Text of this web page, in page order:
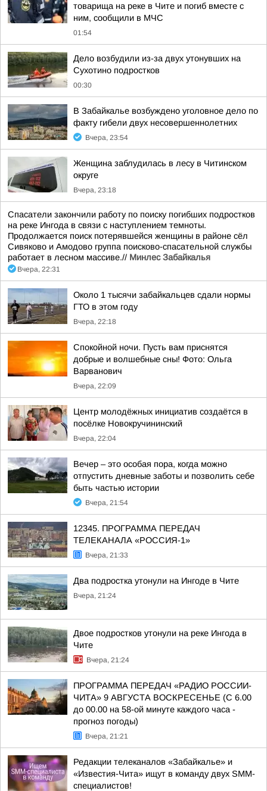
товарища на реке в Чите и погиб вместе с
ним, сообщили в МЧС
01:54
Дело возбудили из-за двух утонувших на
Сухотино подростков
00:30
В Забайкалье возбуждено уголовное дело по
факту гибели двух несовершеннолетних
Вчера, 23:54
Женщина заблудилась в лесу в Читинском
округе
Вчера, 23:18
Спасатели закончили работу по поиску погибших подростков
на реке Ингода в связи с наступлением темноты.
Продолжается поиск потерявшейся женщины в районе сёл
Сивяково и Амодово группа поисково-спасательной службы
работает в лесном массиве.// Минлес Забайкалья
Вчера, 22:31
Около 1 тысячи забайкальцев сдали нормы
ГТО в этом году
Вчера, 22:18
Спокойной ночи. Пусть вам приснятся
добрые и волшебные сны! Фото: Ольга
Варванович
Вчера, 22:09
Центр молодёжных инициатив создаётся в
посёлке Новокручининский
Вчера, 22:04
Вечер – это особая пора, когда можно
отпустить дневные заботы и позволить себе
быть частью истории
Вчера, 21:54
12345. ПРОГРАММА ПЕРЕДАЧ
ТЕЛЕКАНАЛА «РОССИЯ-1»
Вчера, 21:33
Два подростка утонули на Ингоде в Чите
Вчера, 21:24
Двое подростков утонули на реке Ингода в
Чите
Вчера, 21:24
ПРОГРАММА ПЕРЕДАЧ «РАДИО РОССИИ-
ЧИТА» 9 АВГУСТА ВОСКРЕСЕНЬЕ (С 6.00
до 00.00 на 58-ой минуте каждого часа -
прогноз погоды)
Вчера, 21:21
Редакции телеканалов «Забайкалье» и
«Известия-Чита» ищут в команду двух SMM-
специалистов!